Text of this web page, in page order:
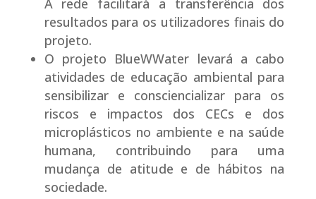
A rede facilitará a transferência dos
resultados para os utilizadores finais do
projeto.
O projeto BlueWWater levará a cabo
atividades de educação ambiental para
sensibilizar e consciencializar para os
riscos e impactos dos CECs e dos
microplásticos no ambiente e na saúde
humana, contribuindo para uma
mudança de atitude e de hábitos na
sociedade.